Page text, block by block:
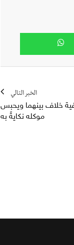
الخبر التالي
خلاف بينهما ويحبس
موكله نكايةً به